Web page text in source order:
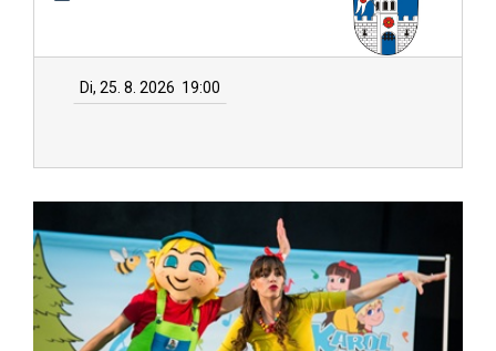
Di, 25. 8. 2026 19:00